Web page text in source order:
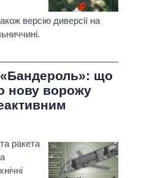
версію диверсії на
«Бандероль»: що
нову ворожу
ракета